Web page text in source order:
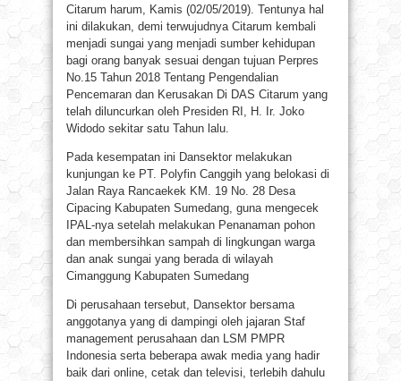
Citarum harum, Kamis (02/05/2019). Tentunya hal
ini dilakukan, demi terwujudnya Citarum kembali
menjadi sungai yang menjadi sumber kehidupan
bagi orang banyak sesuai dengan tujuan Perpres
No.15 Tahun 2018 Tentang Pengendalian
Pencemaran dan Kerusakan Di DAS Citarum yang
telah diluncurkan oleh Presiden RI, H. Ir. Joko
Widodo sekitar satu Tahun lalu.
Pada kesempatan ini Dansektor melakukan
kunjungan ke PT. Polyfin Canggih yang belokasi di
Jalan Raya Rancaekek KM. 19 No. 28 Desa
Cipacing Kabupaten Sumedang, guna mengecek
IPAL-nya setelah melakukan Penanaman pohon
dan membersihkan sampah di lingkungan warga
dan anak sungai yang berada di wilayah
Cimanggung Kabupaten Sumedang
Di perusahaan tersebut, Dansektor bersama
anggotanya yang di dampingi oleh jajaran Staf
management perusahaan dan LSM PMPR
Indonesia serta beberapa awak media yang hadir
baik dari online, cetak dan televisi, terlebih dahulu